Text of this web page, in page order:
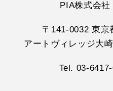
PIA株式会社
〒141-0032 東京
アートヴィレッジ大
Tel. 03-6417-